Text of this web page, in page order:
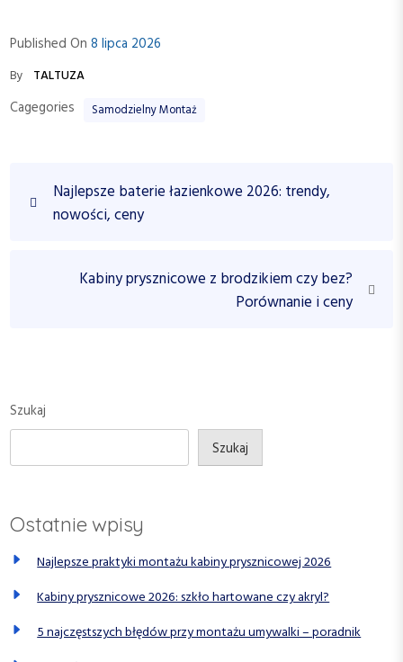
Published On8 lipca 2026
By TALTUZA
Cagegories Samodzielny Montaż
w
i
u
P
r
t
Najlepsze baterie łazienkowe 2026: trendy,
nowości, ceny
s
t
Kabiny prysznicowe z brodzikiem czy bez?
Porównanie i ceny
Szukaj
Szukaj
Ostatnie wpisy
Najlepsze praktyki montażu kabiny prysznicowej 2026
Kabiny prysznicowe 2026: szkło hartowane czy akryl?
5 najczęstszych błędów przy montażu umywalki – poradnik